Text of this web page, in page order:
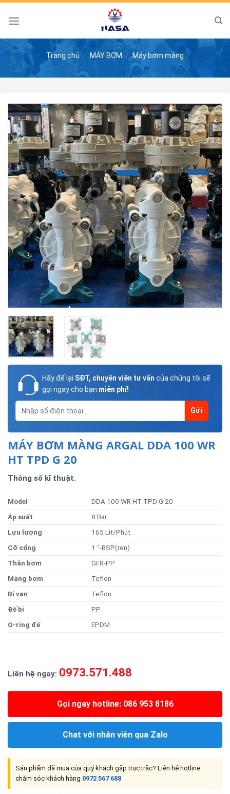
Skip
Trang chủ / MÁY BƠM / Máy bơm màng
Hãy để lại SĐT, chuyên viên tư vấn của chúng tôi sẽ
gọi ngay cho bạn miễn phí!
MÁY BƠM MÀNG ARGAL DDA 100 WR
HT TPD G 20
Thông số kĩ thuật.
Model
DDA 100 WR HT TPD G 20
Áp suất
8 Bar
Lưu lượng
165 Lít/Phút
Cỡ cổng
1 “-BSP(ren)
Thân bơm
GFR-PP
Màng bơm
Teflon
Bi van
Teflon
Đế bi
PP
O-ring đế EPDM
Liên hệ ngay: 0973.571.488
Gọi ngay hotline: 086 953 8186
Chat với nhân viên qua Zalo
Sản phẩm đã mua của quý khách gặp trục trặc? Liên hệ hotline
chăm sóc khách hàng 0972 567 688